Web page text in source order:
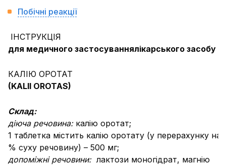
Побічні реакції
ІНСТРУКЦІЯ
для медичного застосуваннялікарського засобу
КАЛІЮ ОРОТАТ
(KALII OROTAS)
Склад:
діюча речовина: калію оротат;
1 таблетка містить калію оротату (у перерахунку на
% суху речовину) – 500 мг;
допоміжні речовини: лактози моногідрат, магнію